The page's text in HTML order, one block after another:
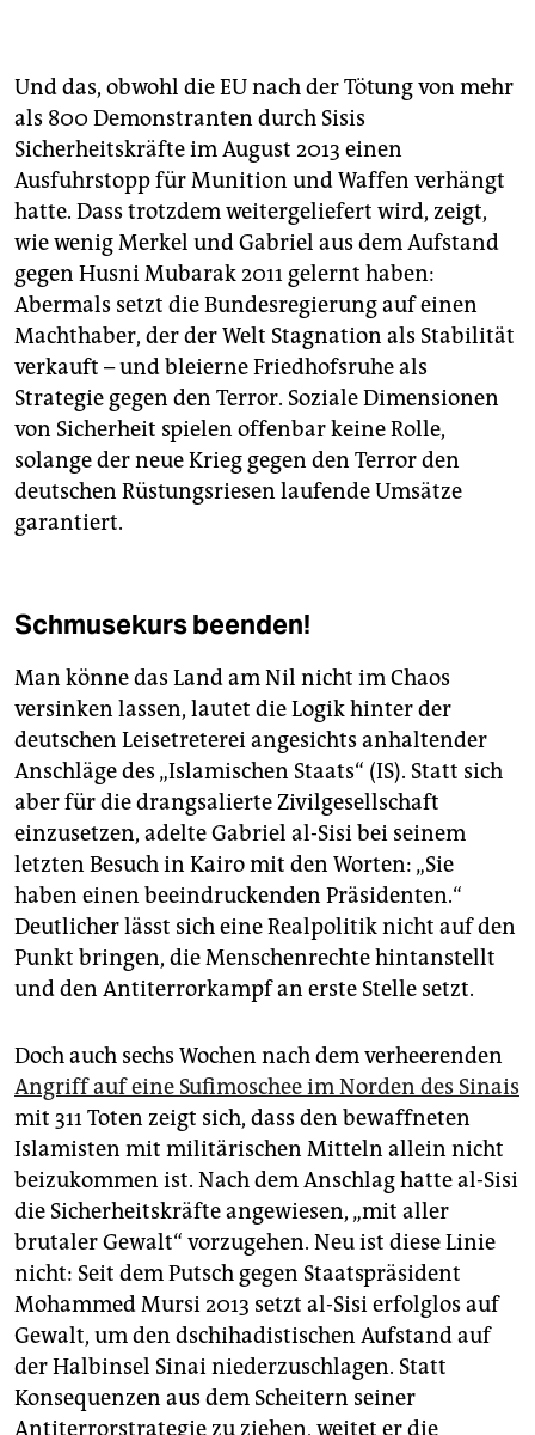
Und das, obwohl die EU nach der Tötung von mehr
als 800 Demonstranten durch Sisis
Sicherheitskräfte im August 2013 einen
Ausfuhrstopp für Munition und Waffen verhängt
hatte. Dass trotzdem weitergeliefert wird, zeigt,
wie wenig Merkel und Gabriel aus dem Aufstand
gegen Husni Mubarak 2011 gelernt haben:
Abermals setzt die Bundesregierung auf einen
Machthaber, der der Welt Stagnation als Stabilität
verkauft – und bleierne Friedhofsruhe als
Strategie gegen den Terror. Soziale Dimensionen
von Sicherheit spielen offenbar keine Rolle,
solange der neue Krieg gegen den Terror den
deutschen Rüstungsriesen laufende Umsätze
garantiert.
Schmusekurs beenden!
Man könne das Land am Nil nicht im Chaos
versinken lassen, lautet die Logik hinter der
deutschen Leisetreterei angesichts anhaltender
Anschläge des „Islamischen Staats“ (IS). Statt sich
aber für die drangsalierte Zivilgesellschaft
einzusetzen, adelte Gabriel al-Sisi bei seinem
letzten Besuch in Kairo mit den Worten: „Sie
haben einen beeindruckenden Präsidenten.“
Deutlicher lässt sich eine Realpolitik nicht auf den
Punkt bringen, die Menschenrechte hintanstellt
und den Antiterrorkampf an erste Stelle setzt.
Doch auch sechs Wochen nach dem verheerenden
Angriff auf eine Sufimoschee im Norden des Sinais
mit 311 Toten zeigt sich, dass den bewaffneten
Islamisten mit militärischen Mitteln allein nicht
beizukommen ist. Nach dem Anschlag hatte al-Sisi
die Sicherheitskräfte angewiesen, „mit aller
brutaler Gewalt“ vorzugehen. Neu ist diese Linie
nicht: Seit dem Putsch gegen Staatspräsident
Mohammed Mursi 2013 setzt al-Sisi erfolglos auf
Gewalt, um den dschihadistischen Aufstand auf
der Halbinsel Sinai niederzuschlagen. Statt
Konsequenzen aus dem Scheitern seiner
Antiterrorstrategie zu ziehen, weitet er die